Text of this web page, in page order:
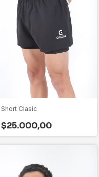
Short Clasic
$25.000,00